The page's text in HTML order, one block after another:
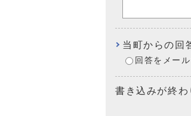
当町からの回
回答をメー
書き込みが終わ